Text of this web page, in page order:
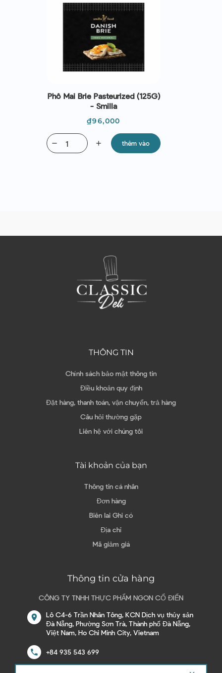
Phô Mai Brie Pasteurized (125G)
- Smilla
Giá
₫96,000
add
remove thêm vào
THÔNG TIN
Chính sách bảo mật thông tin
Điều khoản quy định
Đặt hàng, thanh toán, vận chuyển, trả hàng
Câu hỏi thường gặp
Liên hệ với chúng tôi
Tài khoản của bạn
Thông tin cá nhân
Đơn hàng
Biên lai Ghi có
Địa chỉ
Mã giảm giá
Thông tin cửa hàng
CÔNG TY TNHH THỰC PHẨM NGON CỔ ĐIỂN
location_on
Lô C4-6 Trần Nhân Tông, KCN Dịch vụ thủy sản
Đà Nẵng, Phường Sơn Trà, Thành phố Đà Nẵng,
Việt Nam, Ho Chi Minh City, Vietnam
call +84 935 543 699